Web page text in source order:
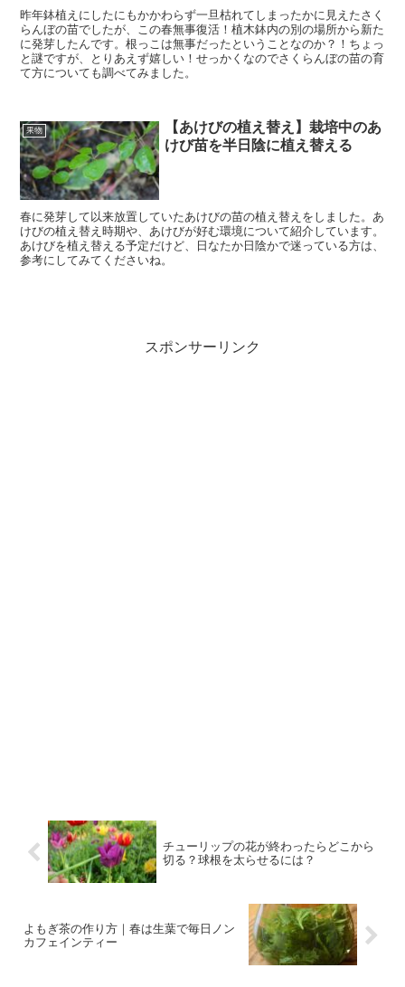
昨年鉢植えにしたにもかかわらず一旦枯れてしまったかに見えたさく
らんぼの苗でしたが、この春無事復活！植木鉢内の別の場所から新た
に発芽したんです。根っこは無事だったということなのか？！ちょっ
と謎ですが、とりあえず嬉しい！せっかくなのでさくらんぼの苗の育
て方についても調べてみました。
果物
【あけびの植え替え】栽培中のあ
けび苗を半日陰に植え替える
春に発芽して以来放置していたあけびの苗の植え替えをしました。あ
けびの植え替え時期や、あけびが好む環境について紹介しています。
あけびを植え替える予定だけど、日なたか日陰かで迷っている方は、
参考にしてみてくださいね。
スポンサーリンク
チューリップの花が終わったらどこから
切る？球根を太らせるには？
よもぎ茶の作り方｜春は生葉で毎日ノン
カフェインティー